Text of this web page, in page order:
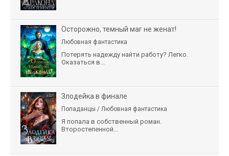
Осторожно, темный маг не женат!
Любовная фантастика
Потерять надежду найти работу? Легко.
Оказаться в...
Злодейка в финале
Попаданцы / Любовная фантастика
Я попала в собственный роман.
Второстепенной...